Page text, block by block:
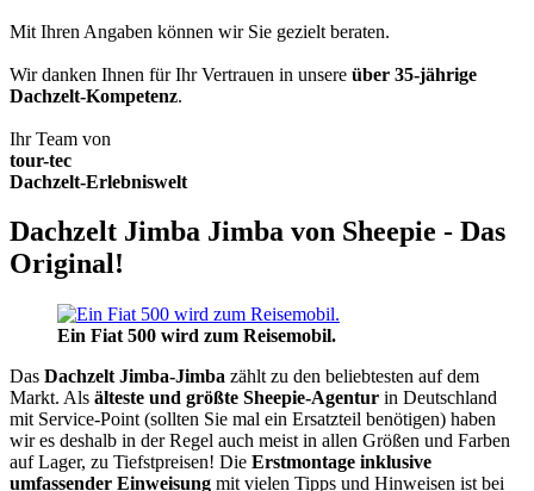
Mit Ihren Angaben können wir Sie gezielt beraten.
Wir danken Ihnen für Ihr Vertrauen in unsere über 35-jährige
Dachzelt-Kompetenz.
Ihr Team von
tour-tec
Dachzelt-Erlebniswelt
Dachzelt Jimba Jimba von Sheepie - Das
Original!
Ein Fiat 500 wird zum Reisemobil.
Das Dachzelt Jimba-Jimba zählt zu den beliebtesten auf dem
Markt. Als älteste und größte Sheepie-Agentur in Deutschland
mit Service-Point (sollten Sie mal ein Ersatzteil benötigen) haben
wir es deshalb in der Regel auch meist in allen Größen und Farben
auf Lager, zu Tiefstpreisen! Die Erstmontage inklusive
umfassender Einweisung mit vielen Tipps und Hinweisen ist bei